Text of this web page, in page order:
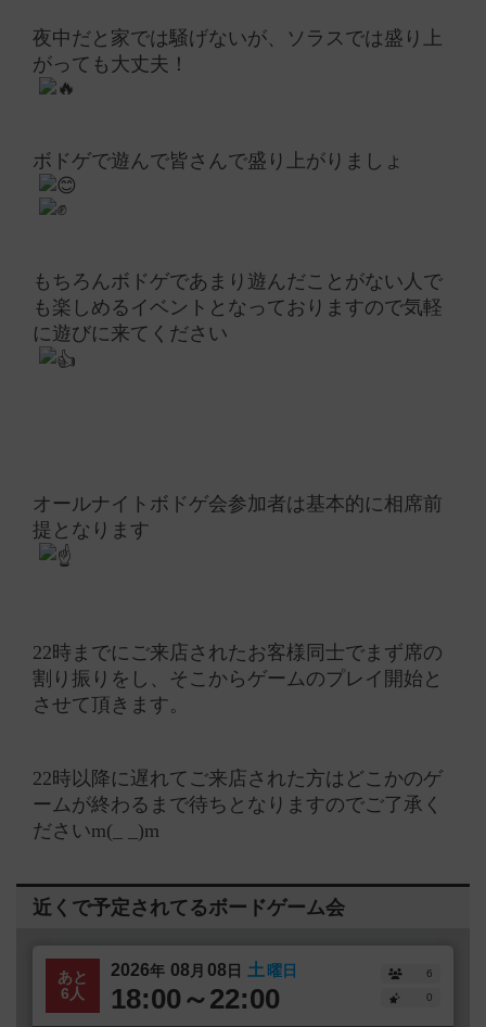
夜中だと家では騒げないが、ソラスでは盛り上
がっても大丈夫！
ボドゲで遊んで皆さんで盛り上がりましょ
もちろんボドゲであまり遊んだことがない人で
も楽しめるイベントとなっておりますので気軽
に遊びに来てください
オールナイトボドゲ会参加者は基本的に相席前
提となります
22時までにご来店されたお客様同士でまず席の
割り振りをし、そこからゲームのプレイ開始と
させて頂きます。
22時以降に遅れてご来店された方はどこかのゲ
ームが終わるまで待ちとなりますのでご了承く
ださいm(_ _)m
近くで予定されてるボードゲーム会
あと
6人
2026年 08 月 08日 土曜日
18:00～22:00
6
0